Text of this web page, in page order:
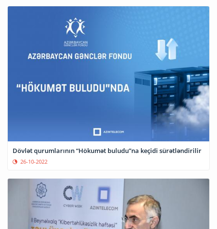
Dövlət qurumlarının “Hökumət buludu”na keçidi sürətləndirilir
26-10-2022